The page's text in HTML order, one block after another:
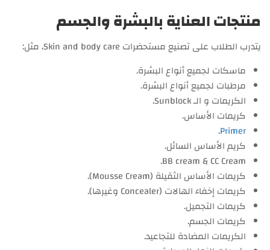
منتجات العناية بالبشرة والجسم
يتدرب الطلاب على تصنيع مستحضرات Skin and body care، مثل:
ماسكات لجميع أنواع البشرة.
مرطبات لجميع أنواع البشرة.
الكريمات و الـ Sunblock.
كريمات الأساس.
Primer
.
كريم الأساس السائل.
BB cream & CC Cream.
كريمات الأساس الثقيلة (Mousse Cream).
كريمات إخفاء الهالات (Concealer وغيرها).
كريمات التجميل.
كريمات الجسم.
الكريمات المضادة للتجاعيد.